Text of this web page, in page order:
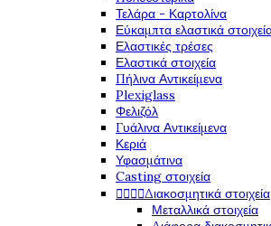
Τελάρα - Καρτολίνα
Εύκαμπτα ελαστικά
Ελαστικές τρέσες
Ελαστικά στοιχεία
Πήλινα Αντικείμενα
Plexiglass
Φελιζόλ
Γυάλινα Αντικείμενα
Κεριά
Υφασμάτινα
Casting στοιχεία
Διακοσμητικά στοιχεία
Μεταλλικά στοιχεία